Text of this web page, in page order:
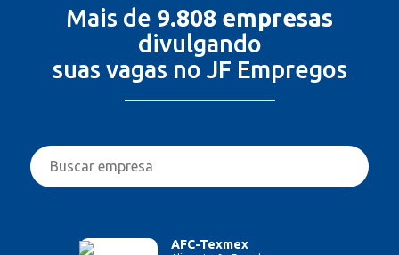
Mais de 9.808 empresas
divulgando
suas vagas no JF Empregos
AFC-Texmex